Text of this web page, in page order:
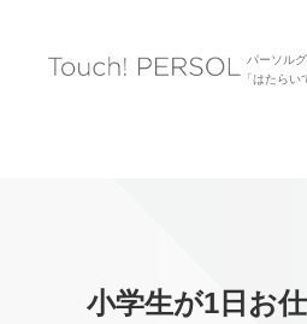
パーソル
「はたら
小学生が1日お